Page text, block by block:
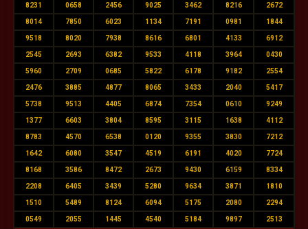
8231 0658 2456 9025 3462 8216 2672
8014 7850 6023 1134 7191 0981 1844
9518 8020 7938 8616 6801 4133 6912
2545 2693 6382 9533 4118 3964 0430
5960 2709 0685 5822 6178 9182 2554
2476 3885 4877 8065 3433 2040 5417
5738 9513 4405 6874 7354 0610 9249
1377 6603 3804 8595 3115 1638 4112
8783 4570 6538 0120 9355 3830 7212
1642 6080 3547 4519 6191 4020 7724
8168 3586 8472 2673 9430 6159 8334
2208 6405 3439 5280 9634 3871 1810
1510 5489 8124 6094 5175 2080 2294
0549 2055 1445 4540 5184 9897 2513